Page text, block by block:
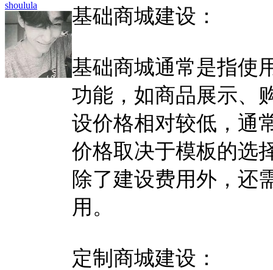
shoulula 基础商城建设：
基础商城通常是指使
功能，如商品展示、
设价格相对较低，通
价格取决于模板的选
除了建设费用外，还
用。
定制商城建设：